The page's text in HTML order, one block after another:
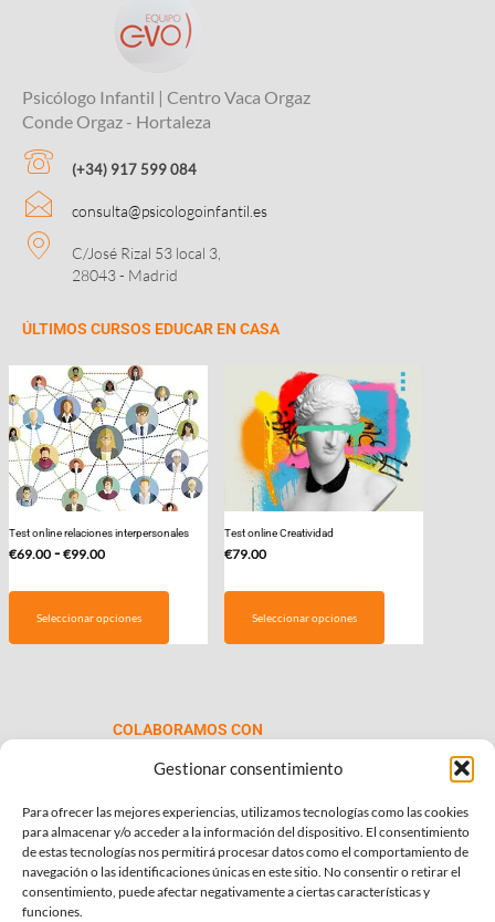
Gestionar consentimiento
Para ofrecer las mejores experiencias, utilizamos tecnologías como las cookies
para almacenar y/o acceder a la información del dispositivo. El consentimiento
de estas tecnologías nos permitirá procesar datos como el comportamiento de
navegación o las identificaciones únicas en este sitio. No consentir o retirar el
consentimiento, puede afectar negativamente a ciertas características y
funciones.
Psicólogo Infantil | Centro Vaca Orgaz
Conde Orgaz - Hortaleza
(+34) 917 599 084
consulta@psicologoinfantil.es
C/José Rizal 53 local 3,
28043 - Madrid
ÚLTIMOS CURSOS EDUCAR EN CASA
Test online relaciones interpersonales
€69.00 - €99.00Rango
desde
Seleccionar opciones
opciones
se
elegir
en
la
página
Test online Creatividad
€79.00
Seleccionar opciones
COLABORAMOS CON
INFORMACIÓN DE INTERÉS